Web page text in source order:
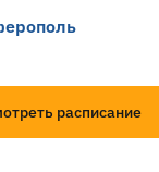
расписание